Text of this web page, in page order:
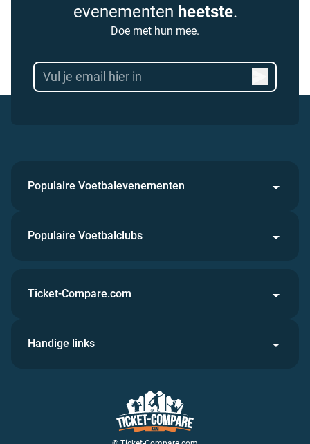
evenementen heetste.
Doe met hun mee.
Populaire Voetbalevenementen
Populaire Voetbalclubs
Ticket-Compare.com
Handige links